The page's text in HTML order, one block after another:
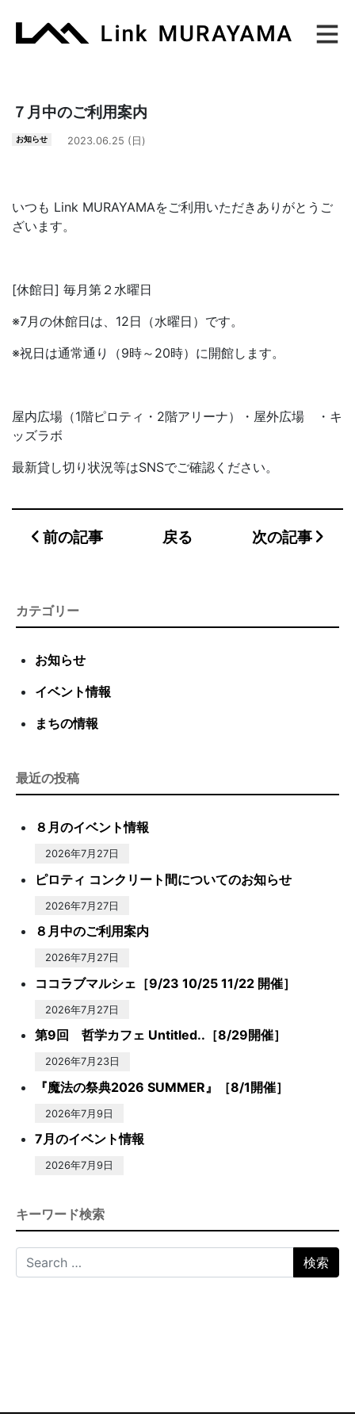
Main Navigation
７月中のご利用案内
お知らせ 2023.06.25 (日)
いつも Link MURAYAMAをご利用いただきありがとうご
ざいます。
[休館日] 毎月第２水曜日
※7月の休館日は、12日（水曜日）です。
※祝日は通常通り（9時～20時）に開館します。
屋内広場（1階ピロティ・2階アリーナ）・屋外広場 ・キ
ッズラボ
最新貸し切り状況等はSNSでご確認ください。
前の記事 戻る 次の記事
カテゴリー
お知らせ
イベント情報
まちの情報
最近の投稿
８月のイベント情報
2026年7月27日
ピロティ コンクリート間についてのお知らせ
2026年7月27日
８月中のご利用案内
2026年7月27日
ココラブマルシェ［9/23 10/25 11/22 開催］
2026年7月27日
第9回 哲学カフェ Untitled..［8/29開催］
2026年7月23日
『魔法の祭典2026 SUMMER』［8/1開催］
2026年7月9日
7月のイベント情報
2026年7月9日
キーワード検索
Search for: